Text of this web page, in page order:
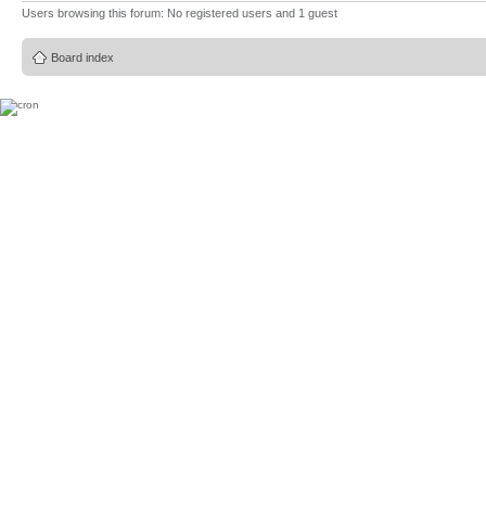
Users browsing this forum: No registered users and 1 guest
Board index